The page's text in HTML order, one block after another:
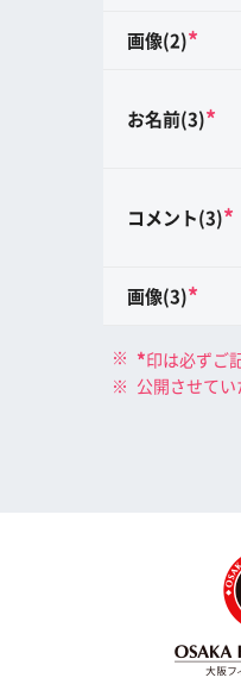
画像(2)*
お名前(3)*
コメント(3)*
画像(3)*
* 印は必ずご
公開させてい